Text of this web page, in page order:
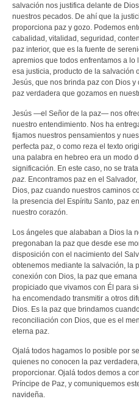
salvación nos justifica delante de
nuestros pecados. De ahí que la
proporciona paz y gozo. Podemos
cabalidad, vitalidad, seguridad,
paz interior, que es la fuente de
apremios que todos enfrentamos a lo
esa justicia, producto de la salvación
Jesús, que nos brinda paz con Dios
paz verdadera que gozamos en
Jesús —el Señor de la paz— nos
nuestro entendimiento. Nos ha
fijamos nuestros pensamientos y
perfecta paz, o como reza el texto
una palabra en hebreo era un modo
significación. En este caso, no se
paz. Encontramos paz en el
Dios, paz cuando nuestros caminos
la presencia del Espíritu Santo, paz
nuestro corazón.
Los ángeles que alababan a Dios la
pregonaban la paz que desde ese
disposición con el nacimiento del
obtenemos mediante la salvación, la
conexión con Dios, la paz que
propiciado que vivamos con Él para
ha encomendado transmitir a otros
Dios. Es la paz que brindamos
reconciliación con Dios, que es el
eterna paz.
Ojalá todos hagamos lo posible por
quienes no conocen la paz
proporcionar. Ojalá todos demos a
Príncipe de Paz, y comuniquemos
navideña.